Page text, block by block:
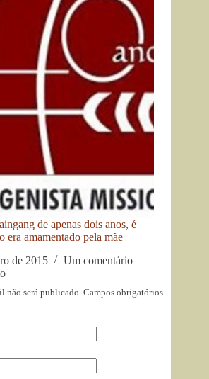
de apenas dois anos, é
era amamentado pela mãe
de 2015
Um comentário
não será publicado. Campos obrigatórios